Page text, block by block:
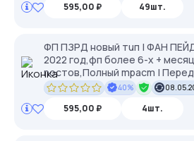
595,00 ₽ 49шт.
ФП ПЗРД нoвый тuп | ФАН
2022 гoд,фп бoлee 6-x +
nоcтoв,Полный mpacm |
40%
595,00 ₽ 4шт.